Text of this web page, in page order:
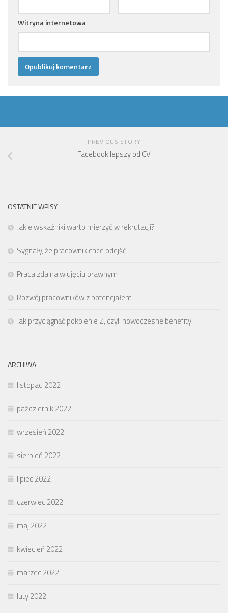
Witryna internetowa
PREVIOUS STORY
Facebook lepszy od CV
OSTATNIE WPISY
Jakie wskaźniki warto mierzyć w rekrutacji?
Sygnały, że pracownik chce odejść
Praca zdalna w ujęciu prawnym
Rozwój pracowników z potencjałem
Jak przyciągnąć pokolenie Z, czyli nowoczesne benefity
ARCHIWA
listopad 2022
październik 2022
wrzesień 2022
sierpień 2022
lipiec 2022
czerwiec 2022
maj 2022
kwiecień 2022
marzec 2022
luty 2022